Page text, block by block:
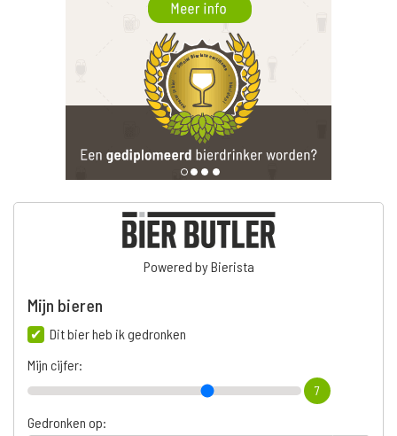
Powered by Bierista
Mijn bieren
Dit bier heb ik gedronken
Mijn cijfer:
7
Gedronken op: